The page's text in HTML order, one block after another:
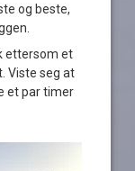
og beste,
ettersom et
Viste seg at
et par timer